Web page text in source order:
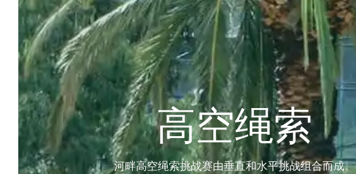
高空绳索
河畔高空绳索挑战赛由垂直和水平挑战组合而成。